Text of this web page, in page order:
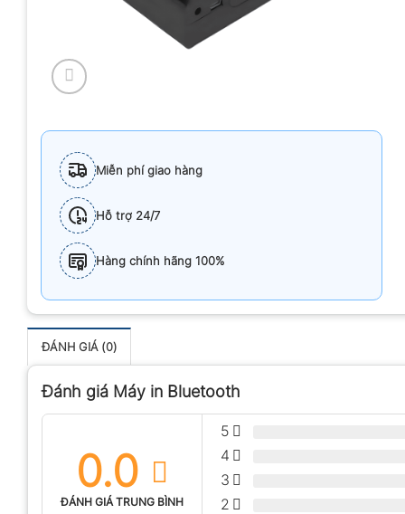
Miễn phí giao hàng
Hỗ trợ 24/7
Hàng chính hãng 100%
ĐÁNH GIÁ (0)
Đánh giá Máy in Bluetooth
0.0
ĐÁNH GIÁ TRUNG BÌNH
5
4
3
2